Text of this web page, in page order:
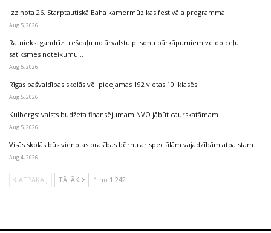
Izziņota 26. Starptautiskā Baha kamermūzikas festivāla programma
Aug 5, 2026
Ratnieks: gandrīz trešdaļu no ārvalstu pilsoņu pārkāpumiem veido ceļu
satiksmes noteikumu…
Aug 5, 2026
Rīgas pašvaldības skolās vēl pieejamas 192 vietas 10. klasēs
Aug 5, 2026
Kulbergs: valsts budžeta finansējumam NVO jābūt caurskatāmam
Aug 5, 2026
Visās skolās būs vienotas prasības bērnu ar speciālām vajadzībām atbalstam
Aug 4, 2026
ATPAKAĻ TĀLĀK 1 no 1 242